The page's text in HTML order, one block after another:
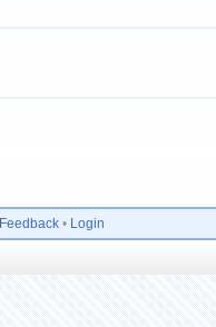
Feedback• Login